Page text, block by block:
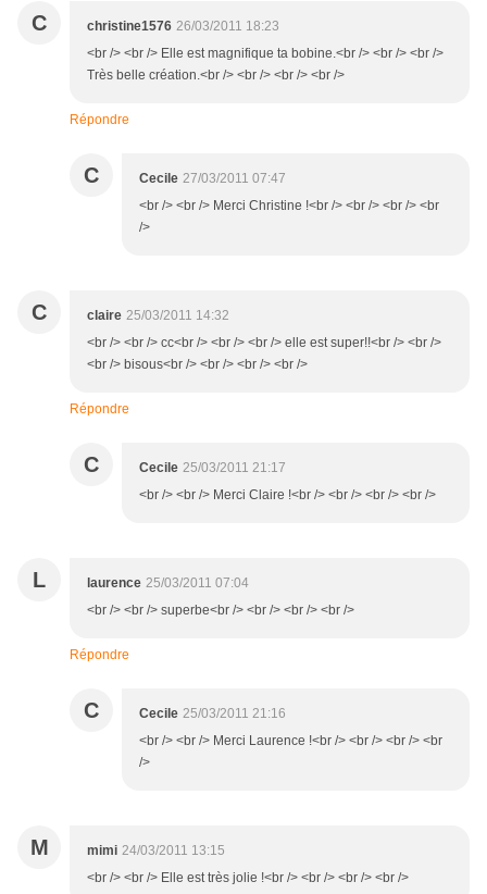
C christine1576 26/03/2011 18:23
<br /> <br /> Elle est magnifique ta bobine.<br /> <br /> <br />
Très belle création.<br /> <br /> <br /> <br />
Répondre
C Cecile 27/03/2011 07:47
<br /> <br /> Merci Christine !<br /> <br /> <br /> <br
/>
C claire 25/03/2011 14:32
<br /> <br /> cc<br /> <br /> <br /> elle est super!!<br /> <br />
<br /> bisous<br /> <br /> <br /> <br />
Répondre
C Cecile 25/03/2011 21:17
<br /> <br /> Merci Claire !<br /> <br /> <br /> <br />
L laurence 25/03/2011 07:04
<br /> <br /> superbe<br /> <br /> <br /> <br />
Répondre
C Cecile 25/03/2011 21:16
<br /> <br /> Merci Laurence !<br /> <br /> <br /> <br
/>
M mimi 24/03/2011 13:15
<br /> <br /> Elle est très jolie !<br /> <br /> <br /> <br />